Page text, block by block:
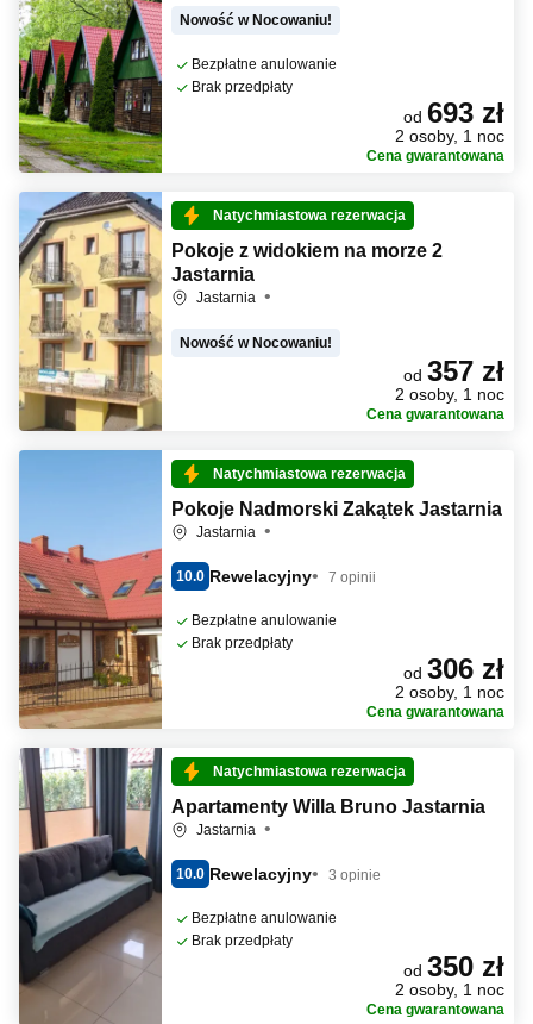
Nowość w Nocowaniu!
Bezpłatne anulowanie
Brak przedpłaty
od 693 zł
2 osoby, 1 noc
Cena gwarantowana
Natychmiastowa rezerwacja
Pokoje z widokiem na morze 2
Jastarnia
Jastarnia
Nowość w Nocowaniu!
od 357 zł
2 osoby, 1 noc
Cena gwarantowana
Natychmiastowa rezerwacja
Pokoje Nadmorski Zakątek Jastarnia
Jastarnia
10.0 Rewelacyjny 7 opinii
Bezpłatne anulowanie
Brak przedpłaty
od 306 zł
2 osoby, 1 noc
Cena gwarantowana
Natychmiastowa rezerwacja
Apartamenty Willa Bruno Jastarnia
Jastarnia
10.0 Rewelacyjny 3 opinie
Bezpłatne anulowanie
Brak przedpłaty
od 350 zł
2 osoby, 1 noc
Cena gwarantowana